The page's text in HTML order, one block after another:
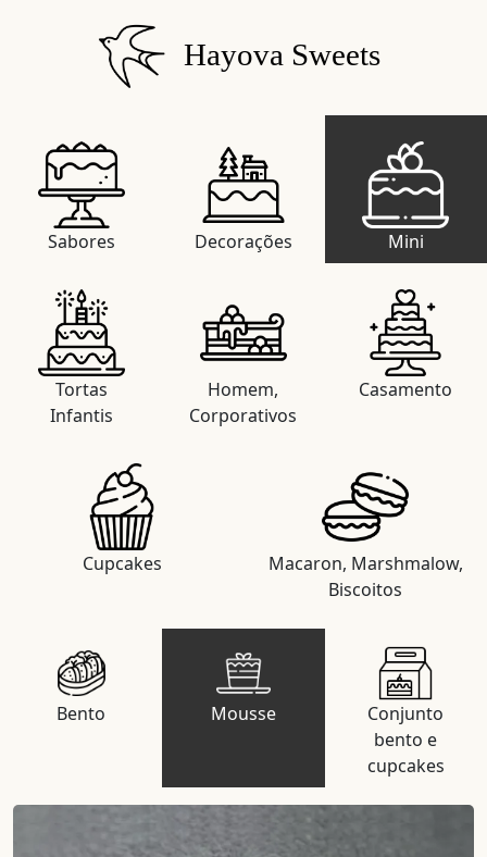
Hayova Sweets
Sabores Decorações Mini
Tortas
Infantis
Homem,
Corporativos
Casamento
Cupcakes
Macaron, Marshmalow,
Biscoitos
Bento Mousse
Conjunto
bento e
cupcakes